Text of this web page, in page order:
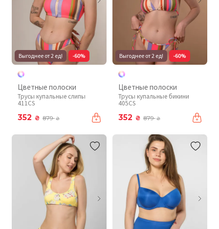
Выгоднее от 2 ед! -60%
Цветные полоски
Трусы купальные слипы
411CS
352 ₴ 879₴
Выгоднее от 2 ед! -60%
Цветные полоски
Трусы купальные бикини
405CS
352 ₴ 879₴